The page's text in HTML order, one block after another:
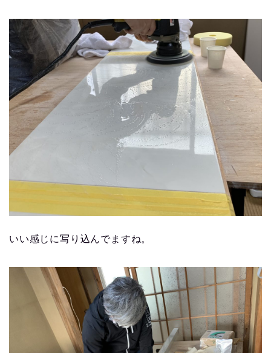
いい感じに写り込んでますね。